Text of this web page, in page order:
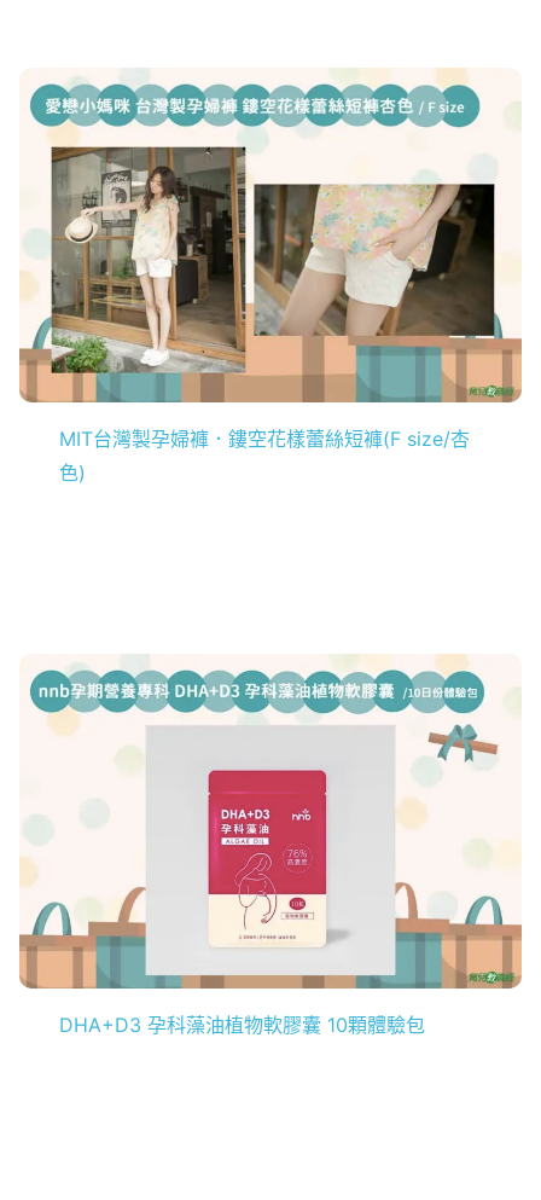
MIT台灣製孕婦褲．鏤空花樣蕾絲短褲(F size/杏
色)
DHA+D3 孕科藻油植物軟膠囊 10顆體驗包